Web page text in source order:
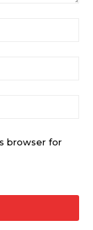
browser for